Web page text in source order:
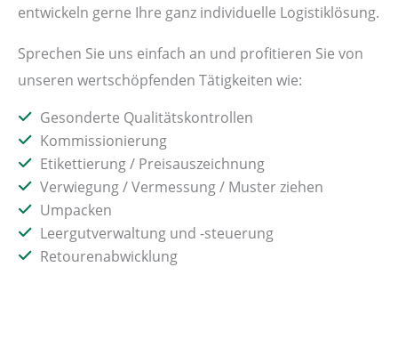
entwickeln gerne Ihre ganz individuelle Logistiklösung.
Sprechen Sie uns einfach an und profitieren Sie von
unseren wertschöpfenden Tätigkeiten wie:
Gesonderte Qualitätskontrollen
Kommissionierung
Etikettierung / Preisauszeichnung
Verwiegung / Vermessung / Muster ziehen
Umpacken
Leergutverwaltung und -steuerung
Retourenabwicklung